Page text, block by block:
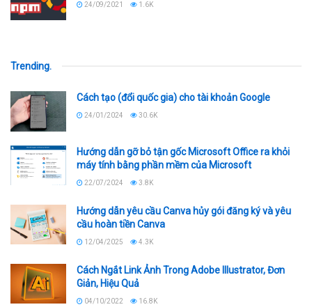
24/09/2021 1.6K
Trending.
Cách tạo (đổi quốc gia) cho tài khoản Google
24/01/2024 30.6K
Hướng dẫn gỡ bỏ tận gốc Microsoft Office ra khỏi
máy tính bằng phần mềm của Microsoft
22/07/2024 3.8K
Hướng dẫn yêu cầu Canva hủy gói đăng ký và yêu
cầu hoàn tiền Canva
12/04/2025 4.3K
Cách Ngắt Link Ảnh Trong Adobe Illustrator, Đơn
Giản, Hiệu Quả
04/10/2022 16.8K